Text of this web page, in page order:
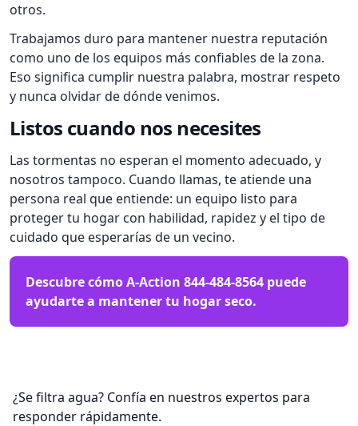
otros.
Trabajamos duro para mantener nuestra reputación
como uno de los equipos más confiables de la zona.
Eso significa cumplir nuestra palabra, mostrar respeto
y nunca olvidar de dónde venimos.
Listos cuando nos necesites
Las tormentas no esperan el momento adecuado, y
nosotros tampoco. Cuando llamas, te atiende una
persona real que entiende: un equipo listo para
proteger tu hogar con habilidad, rapidez y el tipo de
cuidado que esperarías de un vecino.
Descubre cómo A-Action 844-484-8564 puede
ayudarte a mantener tu hogar seco.
¿Se filtra agua? Confía en nuestros expertos para
responder rápidamente.